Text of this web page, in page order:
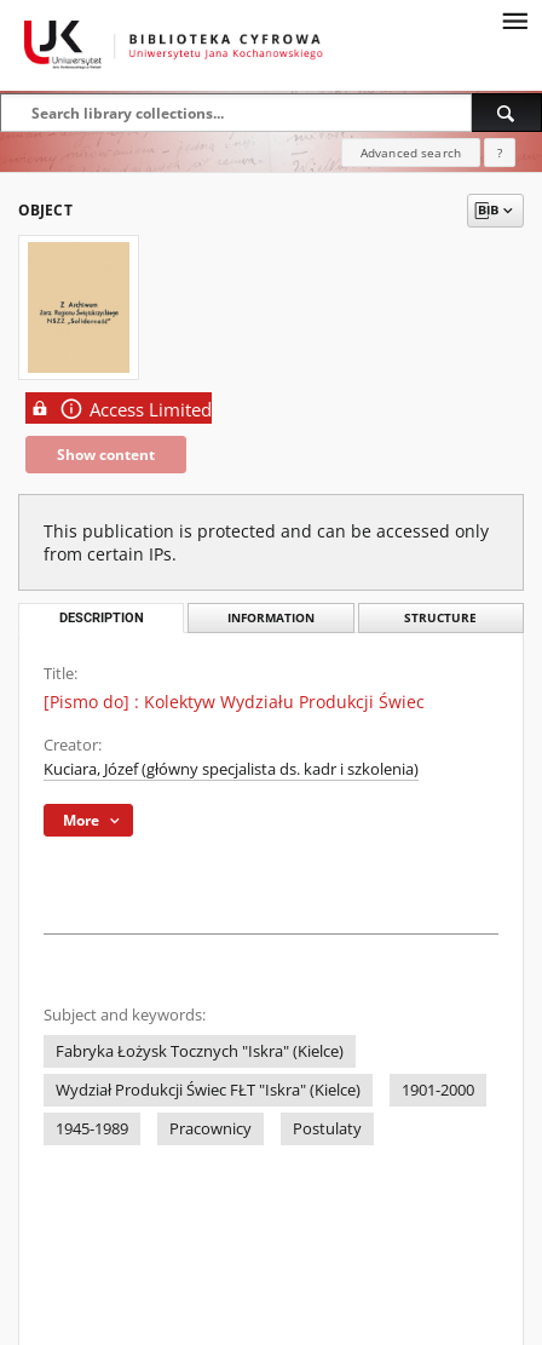
Advanced search ?
OBJECT
Access Limited
Show content
This publication is protected and can be accessed only
from certain IPs.
DESCRIPTION INFORMATION STRUCTURE
Title:
[Pismo do] : Kolektyw Wydziału Produkcji Świec
Creator:
Kuciara, Józef (główny specjalista ds. kadr i szkolenia)
More
Subject and keywords:
Fabryka Łożysk Tocznych "Iskra" (Kielce)
Wydział Produkcji Świec FŁT "Iskra" (Kielce)
1901-2000
1945-1989
Pracownicy Postulaty